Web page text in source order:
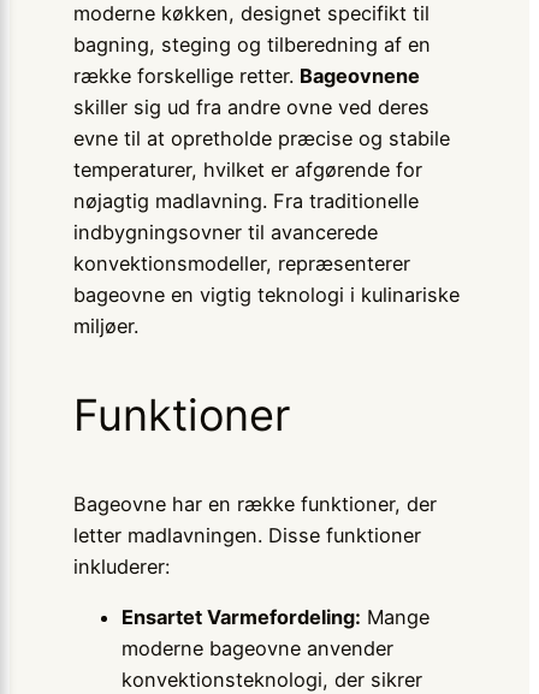
moderne køkken, designet specifikt til
bagning, steging og tilberedning af en
række forskellige retter. Bageovnene
skiller sig ud fra andre ovne ved deres
evne til at opretholde præcise og stabile
temperaturer, hvilket er afgørende for
nøjagtig madlavning. Fra traditionelle
indbygningsovner til avancerede
konvektionsmodeller, repræsenterer
bageovne en vigtig teknologi i kulinariske
miljøer.
Funktioner
Bageovne har en række funktioner, der
letter madlavningen. Disse funktioner
inkluderer:
Ensartet Varmefordeling: Mange
moderne bageovne anvender
konvektionsteknologi, der sikrer